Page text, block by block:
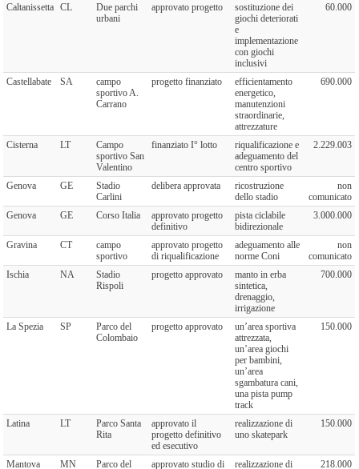
Caltanissetta CL
Due parchi
urbani
approvato progetto
sostituzione dei
giochi deteriorati
e
implementazione
con giochi
inclusivi
60.000
Castellabate SA
campo
sportivo A.
Carrano
progetto finanziato
efficientamento
energetico,
manutenzioni
straordinarie,
attrezzature
690.000
Cisterna LT
Campo
sportivo San
Valentino
finanziato I° lotto
riqualificazione e
adeguamento del
centro sportivo
2.229.003
Genova GE
Stadio
Carlini
delibera approvata
ricostruzione
dello stadio
non
comunicato
Genova
GE Corso Italia
approvato progetto
definitivo
pista ciclabile
bidirezionale
3.000.000
Gravina CT
campo
sportivo
approvato progetto
di riqualificazione
adeguamento alle
norme Coni
non
comunicato
Ischia
NA
Stadio
Rispoli
progetto approvato
manto in erba
sintetica,
drenaggio,
irrigazione
700.000
La Spezia SP
Parco del
Colombaio
progetto approvato
un’area sportiva
attrezzata,
un’area giochi
per bambini,
un’area
sgambatura cani,
una pista pump
track
150.000
Latina LT
Parco Santa
Rita
approvato il
progetto definitivo
ed esecutivo
realizzazione di
uno skatepark
150.000
Mantova MN
Parco del
approvato studio di
realizzazione di
218.000